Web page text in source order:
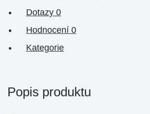
Dotazy 0
Hodnocení 0
Kategorie
Popis produktu